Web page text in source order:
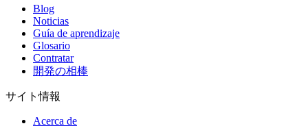
Blog
Noticias
Guía de aprendizaje
Glosario
Contratar
開発の相棒
サイト情報
Acerca de